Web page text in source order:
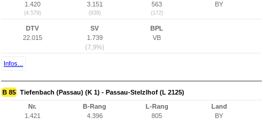
1.420
(4.579)
3.151
(939)
563
(172)
BY
DTV
22.015
SV
1.739
(7,9%)
BPL
VB
Infos...
B 85 Tiefenbach (Passau) (K 1) - Passau-Stelzlhof (L 2125)
Nr.
1.421
B-Rang
4.396
L-Rang
805
Land
BY